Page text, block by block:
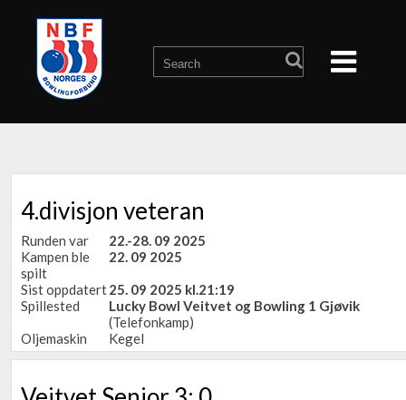
4.divisjon veteran
Runden var
22.-28. 09 2025
Kampen ble
spilt
22. 09 2025
Sist oppdatert25. 09 2025 kl.21:19
Spillested
Lucky Bowl Veitvet og Bowling 1 Gjøvik
(Telefonkamp)
Oljemaskin
Kegel